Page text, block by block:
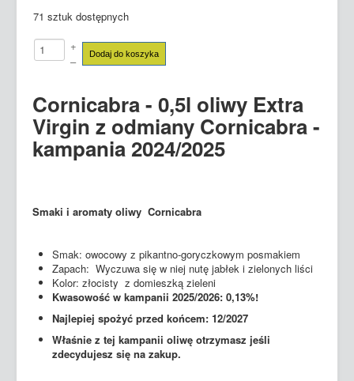
71 sztuk dostępnych
+
Dodaj do koszyka
–
Cornicabra - 0,5l oliwy Extra
Virgin z odmiany Cornicabra-
kampania 2024/2025
Smaki i aromaty oliwy Cornicabra
Smak: owocowy z pikantno-goryczkowym posmakiem
Zapach: Wyczuwa się w niej nutę jabłek i zielonych liści
Kolor: złocisty z domieszką zieleni
Kwasowość w kampanii 2025/2026: 0,13%!
Najlepiej spożyć przed końcem: 12/2027
Właśnie z tej kampanii oliwę otrzymasz jeśli
zdecydujesz się na zakup.